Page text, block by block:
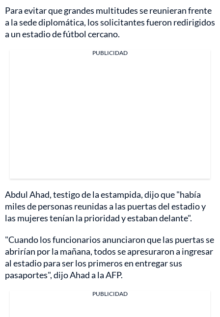
Para evitar que grandes multitudes se reunieran frente
a la sede diplomática, los solicitantes fueron redirigidos
a un estadio de fútbol cercano.
PUBLICIDAD
Abdul Ahad, testigo de la estampida, dijo que "había
miles de personas reunidas a las puertas del estadio y
las mujeres tenían la prioridad y estaban delante".
"Cuando los funcionarios anunciaron que las puertas se
abrirían por la mañana, todos se apresuraron a ingresar
al estadio para ser los primeros en entregar sus
pasaportes", dijo Ahad a la AFP.
PUBLICIDAD